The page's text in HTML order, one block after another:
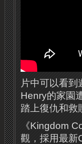
片中可以看
Henry的家園
踏上復仇和救
《Kingdom
觀，採用最新